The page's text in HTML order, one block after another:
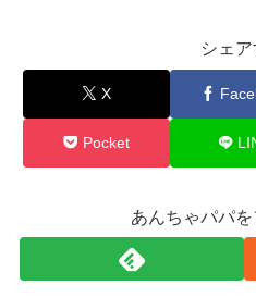
シェア
X
Pocket
あんちゃパパ